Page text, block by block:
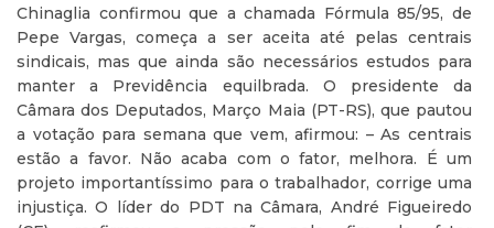
Chinaglia confirmou que a chamada Fórmula 85/95, de
Pepe Vargas, começa a ser aceita até pelas centrais
sindicais, mas que ainda são necessários estudos para
manter a Previdência equilbrada. O presidente da
Câmara dos Deputados, Março Maia (PT-RS), que pautou
a votação para semana que vem, afirmou: – As centrais
estão a favor. Não acaba com o fator, melhora. É um
projeto importantíssimo para o trabalhador, corrige uma
injustiça. O líder do PDT na Câmara, André Figueiredo